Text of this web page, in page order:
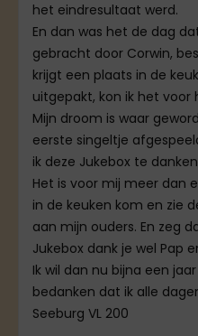
het eindresultaat werd.
En dan was het de dag
gebracht door Corwin,
krijgt een plaats in de
uitgepakt, kon ik het voor
Mijn droom is waar
eerste singeltje
ik deze Jukebox te
Het is voor mij meer dan
in de keuken kom en zie
aan mijn ouders. En zeg
Jukebox dank je wel Pap
Ik wil dan nu bijna een
bedanken dat ik alle
Seeburg VL 200